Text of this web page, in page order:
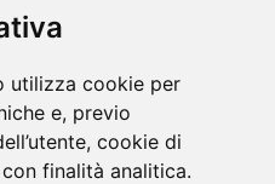
utilizza cookie per
e, previo
cookie di
finalità analitica.
| Cookie Policy